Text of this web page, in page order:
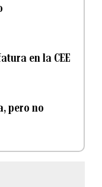
en la CEE
pero no